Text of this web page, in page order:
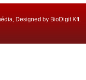
Designed by BioDigit Kft.